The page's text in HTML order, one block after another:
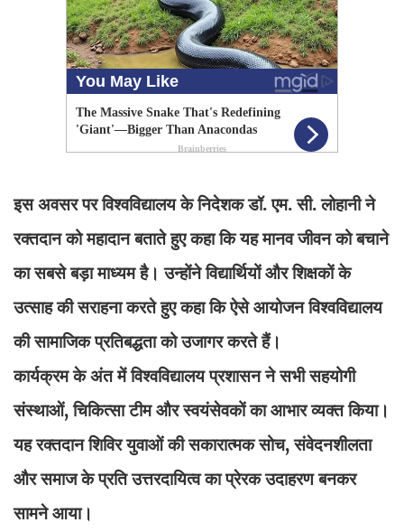
इस अवसर पर विश्वविद्यालय के निदेशक डॉ. एम. सी. लोहानी ने
रक्तदान को महादान बताते हुए कहा कि यह मानव जीवन को बचाने
का सबसे बड़ा माध्यम है। उन्होंने विद्यार्थियों और शिक्षकों के
उत्साह की सराहना करते हुए कहा कि ऐसे आयोजन विश्वविद्यालय
की सामाजिक प्रतिबद्धता को उजागर करते हैं।
कार्यक्रम के अंत में विश्वविद्यालय प्रशासन ने सभी सहयोगी
संस्थाओं, चिकित्सा टीम और स्वयंसेवकों का आभार व्यक्त किया।
यह रक्तदान शिविर युवाओं की सकारात्मक सोच, संवेदनशीलता
और समाज के प्रति उत्तरदायित्व का प्रेरक उदाहरण बनकर
सामने आया।